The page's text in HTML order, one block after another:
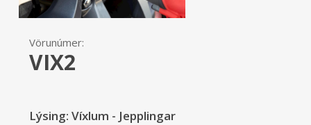
Vörunúmer:
VIX2
Lýsing: Víxlum - Jepplingar